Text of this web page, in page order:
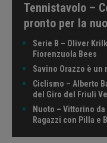
Tennistavolo –
pronto per la
Serie B – Oliver
Fiorenzuola Bees
Savino Orazzo è
Ciclismo – Alberto
del Giro del Friuli
Nuoto – Vittorino
Ragazzi con Pilla e